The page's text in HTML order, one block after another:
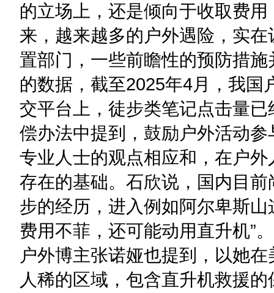
的立场上，还是倾向于收取费
来，越来越多的户外遇险，实
置部门，一些前瞻性的预防措
的数据，截至2025年4月，我国
交平台上，徒步类笔记点击量
偿办法中提到，鼓励户外活动
专业人士的观点相应和，在户
存在的基础。石欣说，国内目
步的经历，进入例如阿尔卑斯
费用不菲，还可能动用直升机”
户外博主张诺娅也提到，以她
人稀的区域，包含直升机救援